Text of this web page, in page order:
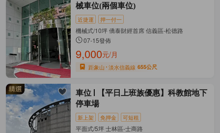
械車位(兩個車位)
近捷運 押一付一
機械式/10坪 僑泰財經首席 信義區-松德路
07-15發佈
9,000元/月
距象山 淡水信義線 655公尺
車位
【平日上班族優惠】科教館地下
停車場
新上架 免押金 可短租
平面式/5坪 士林區-士商路